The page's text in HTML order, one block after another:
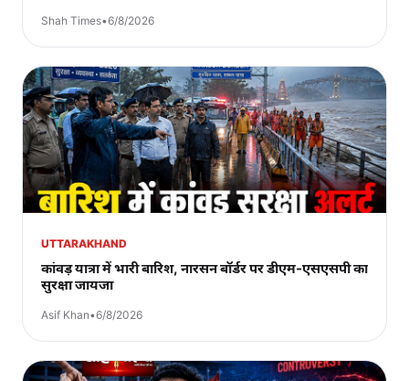
Shah Times•6/8/2026
UTTARAKHAND
कांवड़ यात्रा में भारी बारिश, नारसन बॉर्डर पर डीएम-एसएसपी का
सुरक्षा जायजा
Asif Khan•6/8/2026